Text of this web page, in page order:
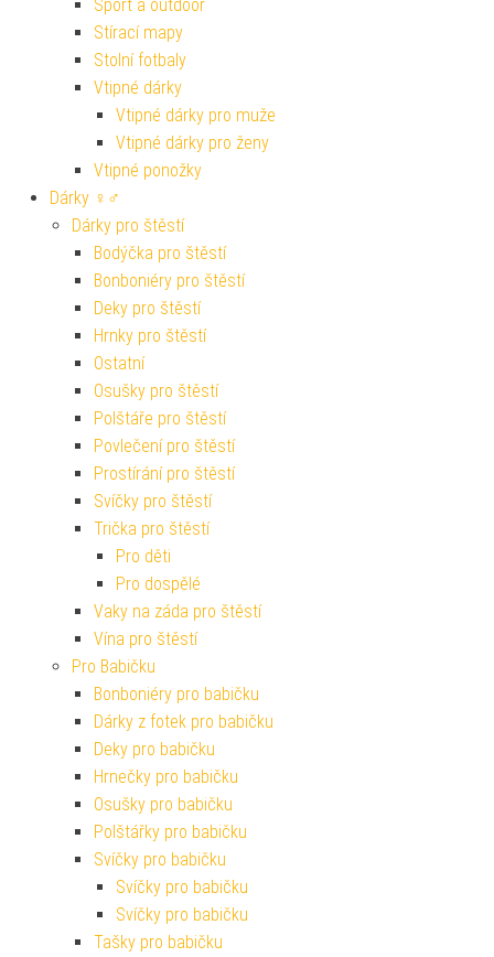
Sport a outdoor
Stírací mapy
Stolní fotbaly
Vtipné dárky
Vtipné dárky pro muže
Vtipné dárky pro ženy
Vtipné ponožky
Dárky ♀♂
Dárky pro štěstí
Bodýčka pro štěstí
Bonboniéry pro štěstí
Deky pro štěstí
Hrnky pro štěstí
Ostatní
Osušky pro štěstí
Polštáře pro štěstí
Povlečení pro štěstí
Prostírání pro štěstí
Svíčky pro štěstí
Trička pro štěstí
Pro děti
Pro dospělé
Vaky na záda pro štěstí
Vína pro štěstí
Pro Babičku
Bonboniéry pro babičku
Dárky z fotek pro babičku
Deky pro babičku
Hrnečky pro babičku
Osušky pro babičku
Polštářky pro babičku
Svíčky pro babičku
Svíčky pro babičku
Svíčky pro babičku
Tašky pro babičku